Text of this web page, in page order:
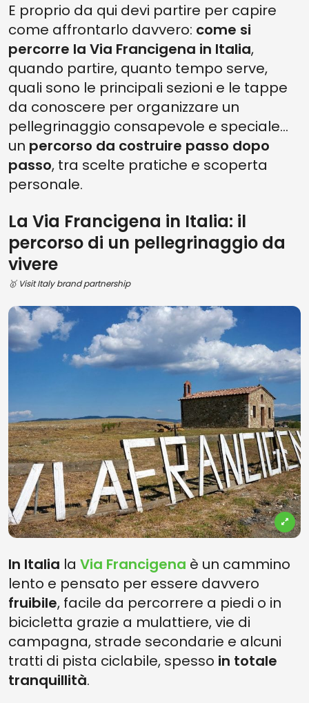
E proprio da qui devi partire per capire
come affrontarlo davvero: come si
percorre la Via Francigena in Italia,
quando partire, quanto tempo serve,
quali sono le principali sezioni e le tappe
da conoscere per organizzare un
pellegrinaggio consapevole e speciale…
un percorso da costruire passo dopo
passo, tra scelte pratiche e scoperta
personale.
La Via Francigena in Italia: il
percorso di un pellegrinaggio da
vivere
🥇 Visit Italy brand partnership
In Italia la Via Francigena è un cammino
lento e pensato per essere davvero
fruibile, facile da percorrere a piedi o in
bicicletta grazie a mulattiere, vie di
campagna, strade secondarie e alcuni
tratti di pista ciclabile, spesso in totale
tranquillità.